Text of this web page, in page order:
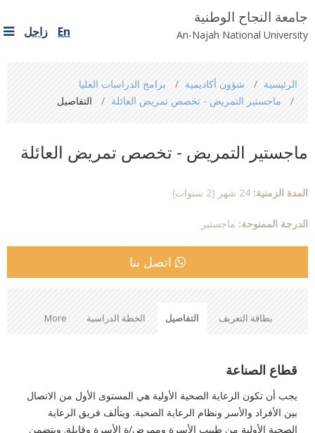
جامعة النجاح الوطنية
An-Najah National University
En زاجل
are
الرئيسية شؤون أكاديمية
برامج الدراسات العليا
ماجستير التمريض - تخصص تمريض العائلة
التفاصيل
ماجستير التمريض - تخصص تمريض العائلة
المدة الزمنية:
الدرجة الممنوحة: ماجستير
اتصل بنا
بطاقة التعريف التفاصيل الخطة الدراسية More
قطاع الصناعة
يجب أن تكون الرعاية الصحية الأولية هي المستوى الأول من الاتصال
بين الأفراد والأسر ونظام الرعاية الصحية. ويتألف فريق الرعاية
الصحية الأولية من طبيب الأسرة وممرض/ة الأسرة وقابلة. ويتضمن